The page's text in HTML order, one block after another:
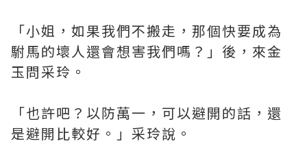
「小姐，如果我們不搬走，那個快要成為
駙馬的壞人還會想害我們嗎？」後，來金
玉問采玲。
「也許吧？以防萬一，可以避開的話，還
是避開比較好。」采玲說。